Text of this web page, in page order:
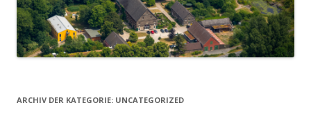
ARCHIV DER KATEGORIE: UNCATEGORIZED